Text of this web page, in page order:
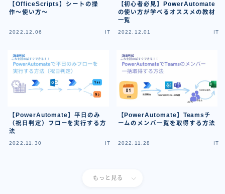
【OfficeScripts】シートの操
作〜使い方〜
2022.12.06 IT
【初心者必見】PowerAutomate
の使い方が学べるオススメの教材
一覧
2022.12.01 IT
【PowerAutomate】平日のみ
（祝日判定）フローを実行する方
法
2022.11.30 IT
【PowerAutomate】Teamsチ
ームのメンバ一覧を取得する方法
2022.11.28 IT
もっと見る